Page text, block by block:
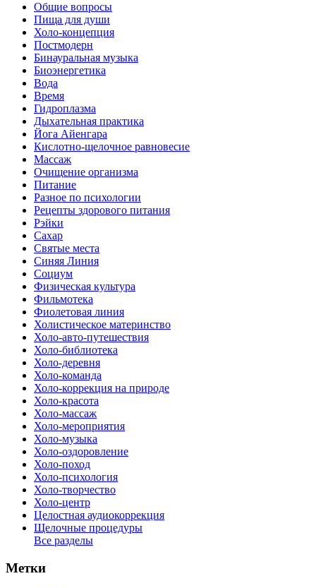
Общие вопросы
Пища для души
Холо-концепция
Постмодерн
Бинауральная музыка
Биоэнергетика
Вода
Время
Гидроплазма
Дыхательная практика
Йога Айенгара
Кислотно-щелочное равновесие
Массаж
Очищение организма
Питание
Разное по психологии
Рецепты здорового питания
Рэйки
Сахар
Святые места
Синяя Линия
Социум
Физическая культура
Фильмотека
Фиолетовая линия
Холистическое материнство
Холо-авто-путешествия
Холо-библиотека
Холо-деревня
Холо-команда
Холо-коррекция на природе
Холо-красота
Холо-массаж
Холо-мероприятия
Холо-музыка
Холо-оздоровление
Холо-поход
Холо-психология
Холо-творчество
Холо-центр
Целостная аудиокоррекция
Щелочные процедуры
Все разделы
Метки